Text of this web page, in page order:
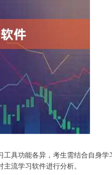
具功能各异，考生需结合自身学
流学习软件进行分析。
4694.44 43.13